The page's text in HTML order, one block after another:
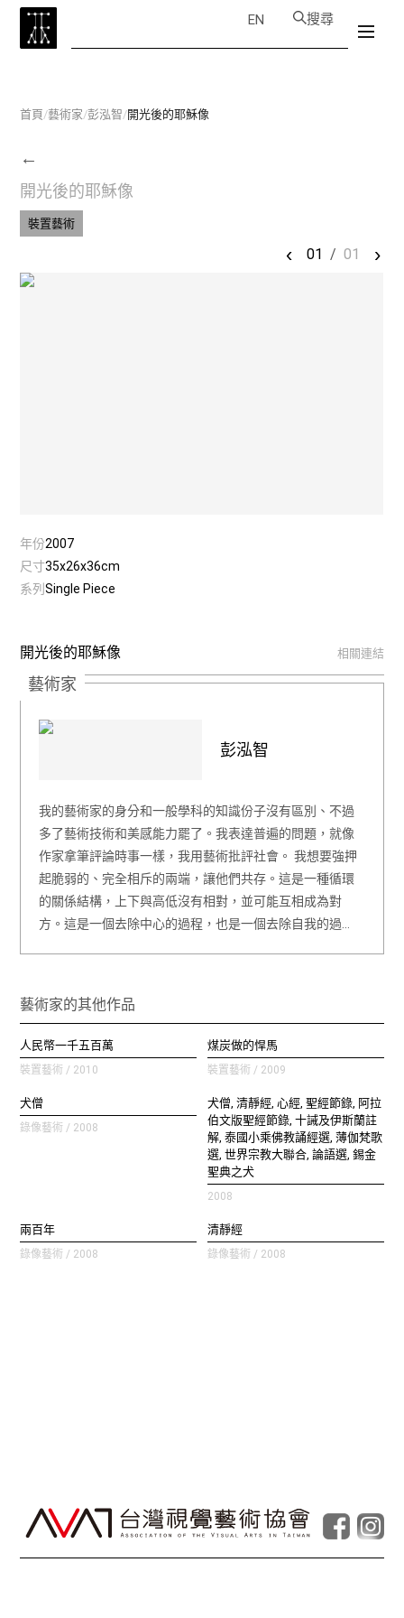
EN 搜尋
首頁/藝術家/彭泓智/開光後的耶穌像
←
開光後的耶穌像
裝置藝術
‹ 01 / 01 ›
年份2007
尺寸35x26x36cm
系列Single Piece
開光後的耶穌像 相關連結
藝術家
彭泓智
我的藝術家的身分和一般學科的知識份子沒有區別、不過
多了藝術技術和美感能力罷了。我表達普遍的問題，就像
作家拿筆評論時事一樣，我用藝術批評社會。 我想要強押
起脆弱的、完全相斥的兩端，讓他們共存。這是一種循環
的關係結構，上下與高低沒有相對，並可能互相成為對
方。這是一個去除中心的過程，也是一個去除自我的過…
藝術家的其他作品
人民幣一千五百萬
裝置藝術 / 2010
煤炭做的悍馬
裝置藝術 / 2009
犬僧
錄像藝術 / 2008
犬僧, 清靜經, 心經, 聖經節錄, 阿拉
伯文版聖經節錄, 十誡及伊斯蘭註
解, 泰國小乘佛教誦經選, 薄伽梵歌
選, 世界宗教大聯合, 論語選, 錫金
聖典之犬
2008
兩百年
錄像藝術 / 2008
清靜經
錄像藝術 / 2008